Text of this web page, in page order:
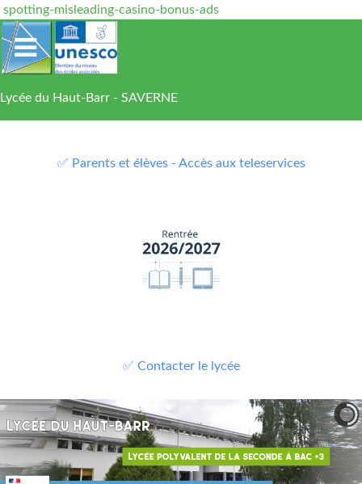
spotting-misleading-casino-bonus-ads
Lycée du Haut-Barr - SAVERNE
✅ Parents et élèves - Accès aux teleservices
✅ Contacter le lycée